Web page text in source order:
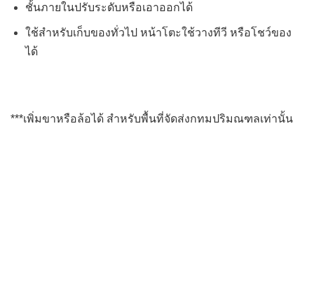
ชั้นภายในปรับระดับหรือเอาออกได้
ใช้สำหรับเก็บของทั่วไป หน้าโตะใช้วางทีวี หรือโชว์ของ
ได้
***เพิ่มขาหรือล้อได้ สำหรับพื้นที่จัดส่งกทมปริมณฑลเท่านั้น